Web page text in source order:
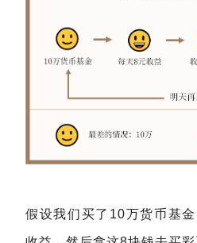
假设我们买了10万货币基